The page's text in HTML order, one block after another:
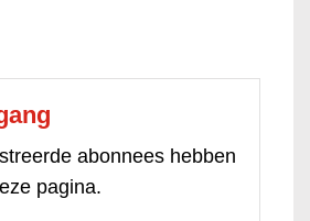
abonnees hebben
pagina.